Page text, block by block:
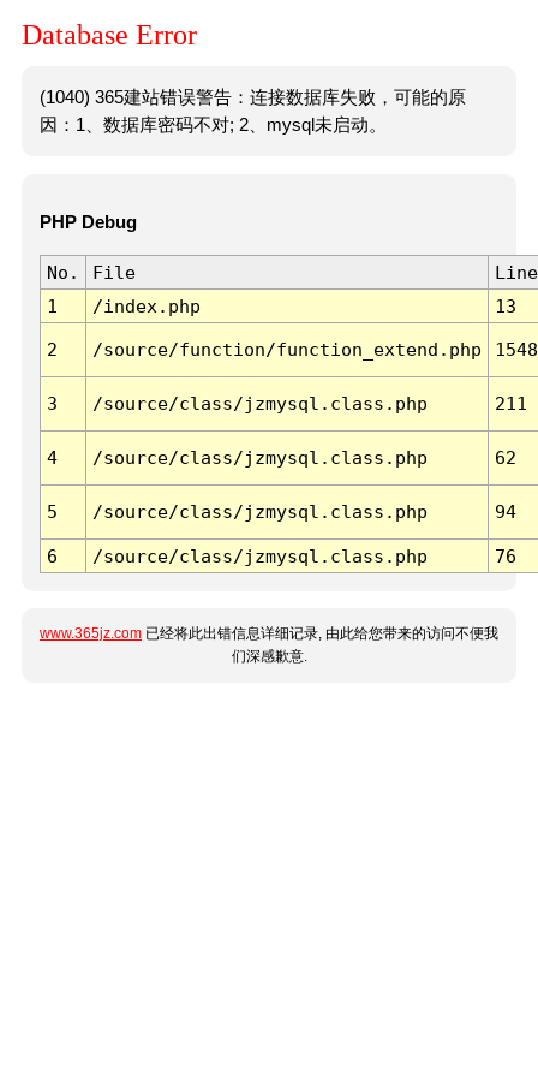
Database Error
(1040) 365建站错误警告：连接数据库失败，可能的原
因：1、数据库密码不对; 2、mysql未启动。
PHP Debug
No. File
Line
1
/index.php 13
2 /source/function/function_extend.php 1548
3 /source/class/jzmysql.class.php 211
4 /source/class/jzmysql.class.php 62
5 /source/class/jzmysql.class.php 94
6 /source/class/jzmysql.class.php 76
www.365jz.com 已经将此出错信息详细记录, 由此给您带来的访问不便我
们深感歉意.